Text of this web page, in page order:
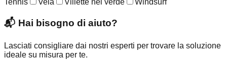
📬 Hai bisogno di aiuto?
Lasciati consigliare dai nostri esperti per trovare la soluzione
ideale su misura per te.